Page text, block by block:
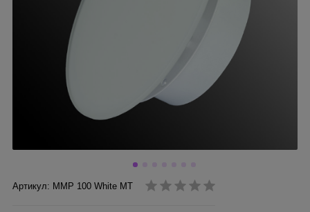
Артикул: ММР 100 White MT